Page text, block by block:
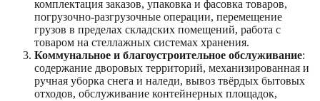
комплектация заказов, упаковка и фасовка товаров,
погрузочно-разгрузочные операции, перемещение
грузов в пределах складских помещений, работа с
товаром на стеллажных системах хранения.
Коммунальное и благоустроительное обслуживание:
содержание дворовых территорий, механизированная и
ручная уборка снега и наледи, вывоз твёрдых бытовых
отходов, обслуживание контейнерных площадок,